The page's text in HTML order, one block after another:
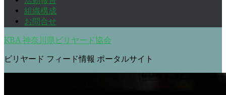
プ
組織構成
お問合せ
KBA 神奈川県ビリヤード協会
ビリヤード フィード情報 ポータルサイト